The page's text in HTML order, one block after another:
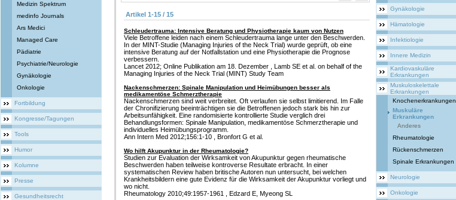
Medizin Spektrum
medinfo Journals
Ars Medici
Managed Care
Pädiatrie
Psychiatrie/Neurologie
Gynäkologie
Onkologie
Fortbildung
Kongresse/Tagungen
Tools
Humor
Kolumne
Presse
Gesundheitsrecht
Artikel 1-15 / 15
Schleudertrauma: Intensive Beratung und Physiotherapie kaum von Nutzen
Viele Betroffene leiden nach einem Schleudertrauma lange unter den Beschwerden.
In der MINT-Studie (Managing Injuries of the Neck Trial) wurde geprüft, ob eine
intensive Beratung auf der Notfallstation und eine Physiotherapie die Prognose
verbessern.
Lancet 2012; Online Publikation am 18. Dezember , Lamb SE et al. on behalf of the
Managing Injuries of the Neck Trial (MINT) Study Team
Nackenschmerzen: Spinale Manipulation und Heimübungen besser als
medikamentöse Schmerztherapie
Nackenschmerzen sind weit verbreitet. Oft verlaufen sie selbst limitierend. Im Falle
der Chronifizierung beeinträchtigen sie die Betroffenen jedoch stark bis hin zur
Arbeitsunfähigkeit. Eine randomisierte kontrollierte Studie verglich drei
Behandlungsformen: Spinale Manipulation, medikamentöse Schmerztherapie und
individuelles Heimübungsprogramm.
Ann Intern Med 2012;156:1-10 , Bronfort G et al.
Wo hilft Akupunktur in der Rheumatologie?
Studien zur Evaluation der Wirksamkeit von Akupunktur gegen rheumatische
Beschwerden haben teilweise kontroverse Resultate erbracht. In einer
systematischen Review haben britische Autoren nun untersucht, bei welchen
Krankheitsbildern eine gute Evidenz für die Wirksamkeit der Akupunktur vorliegt und
wo nicht.
Rheumatology 2010;49:1957-1961 , Edzard E, Myeong SL
Gynäkologie
Hämatologie
Infektiologie
Innere Medizin
Kardiovaskuläre
Erkrankungen
Muskuloskelettale
Erkrankungen
Knochenerkrankungen
Muskuläre
Erkrankungen
Anderes
Rheumatologie
Rückenschmerzen
Spinale Erkrankungen
Neurologie
Onkologie